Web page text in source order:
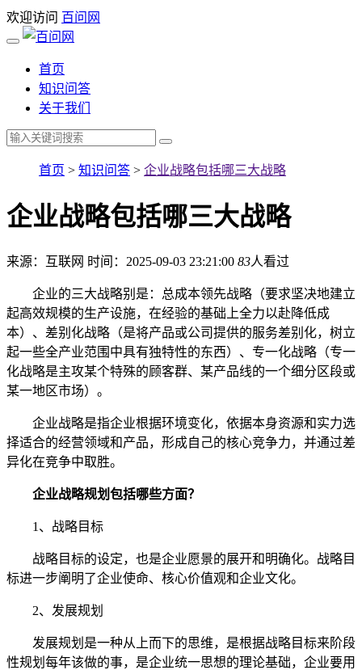
欢迎访问 百问网
首页
知识问答
关于我们
首页 > 知识问答 > 企业战略包括哪三大战略
企业战略包括哪三大战略
来源：互联网 时间：2025-09-03 23:21:00 83人看过
企业的三大战略别是：总成本领先战略（要求坚决地建立
起高效规模的生产设施，在经验的基础上全力以赴降低成
本）、差别化战略（是将产品或公司提供的服务差别化，树立
起一些全产业范围中具有独特性的东西）、专一化战略（专一
化战略是主攻某个特殊的顾客群、某产品线的一个细分区段或
某一地区市场）。
企业战略是指企业根据环境变化，依据本身资源和实力选
择适合的经营领域和产品，形成自己的核心竞争力，并通过差
异化在竞争中取胜。
企业战略规划包括哪些方面？
1、战略目标
战略目标的设定，也是企业愿景的展开和明确化。战略目
标进一步阐明了企业使命、核心价值观和企业文化。
2、发展规划
发展规划是一种从上而下的思维，是根据战略目标来阶段
性规划每年该做的事，是企业统一思想的理论基础，企业要用